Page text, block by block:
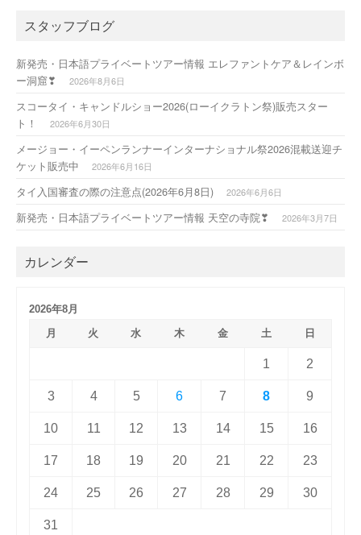
スタッフブログ
新発売・日本語プライベートツアー情報 エレファントケア＆レインボ
ー洞窟❣
2026年8月6日
スコータイ・キャンドルショー2026(ローイクラトン祭)販売スター
ト！
2026年6月30日
メージョー・イーペンランナーインターナショナル祭2026混載送迎チ
ケット販売中
2026年6月16日
タイ入国審査の際の注意点(2026年6月8日) 2026年6月6日
新発売・日本語プライベートツアー情報 天空の寺院❣ 2026年3月7日
カレンダー
2026年8月
月
火 水 木 金 土 日
1 2
3 4 5 6 7 8 9
10 11 12 13 14 15 16
17 18 19 20 21 22 23
24 25 26 27 28 29 30
31